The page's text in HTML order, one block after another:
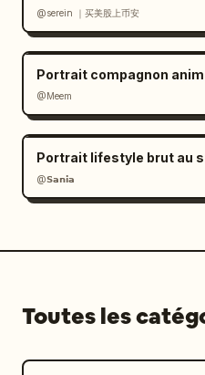
@serein ｜买美股上币安
Portrait compagnon
@Meem
Portrait lifestyle brut au
@𝗦𝗮𝗻𝗶𝗮
Toutes les